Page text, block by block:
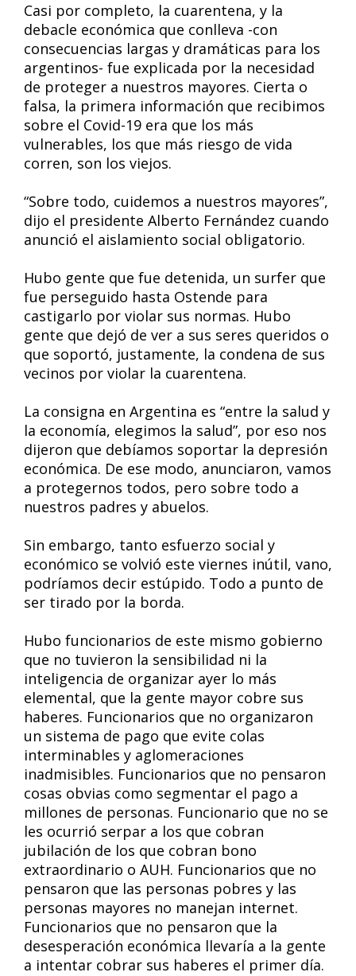
Casi por completo, la cuarentena, y la
debacle económica que conlleva -con
consecuencias largas y dramáticas para los
argentinos- fue explicada por la necesidad
de proteger a nuestros mayores. Cierta o
falsa, la primera información que recibimos
sobre el Covid-19 era que los más
vulnerables, los que más riesgo de vida
corren, son los viejos.
“Sobre todo, cuidemos a nuestros mayores”,
dijo el presidente Alberto Fernández cuando
anunció el aislamiento social obligatorio.
Hubo gente que fue detenida, un surfer que
fue perseguido hasta Ostende para
castigarlo por violar sus normas. Hubo
gente que dejó de ver a sus seres queridos o
que soportó, justamente, la condena de sus
vecinos por violar la cuarentena.
La consigna en Argentina es “entre la salud y
la economía, elegimos la salud”, por eso nos
dijeron que debíamos soportar la depresión
económica. De ese modo, anunciaron, vamos
a protegernos todos, pero sobre todo a
nuestros padres y abuelos.
Sin embargo, tanto esfuerzo social y
económico se volvió este viernes inútil, vano,
podríamos decir estúpido. Todo a punto de
ser tirado por la borda.
Hubo funcionarios de este mismo gobierno
que no tuvieron la sensibilidad ni la
inteligencia de organizar ayer lo más
elemental, que la gente mayor cobre sus
haberes. Funcionarios que no organizaron
un sistema de pago que evite colas
interminables y aglomeraciones
inadmisibles. Funcionarios que no pensaron
cosas obvias como segmentar el pago a
millones de personas. Funcionario que no se
les ocurrió serpar a los que cobran
jubilación de los que cobran bono
extraordinario o AUH. Funcionarios que no
pensaron que las personas pobres y las
personas mayores no manejan internet.
Funcionarios que no pensaron que la
desesperación económica llevaría a la gente
a intentar cobrar sus haberes el primer día.